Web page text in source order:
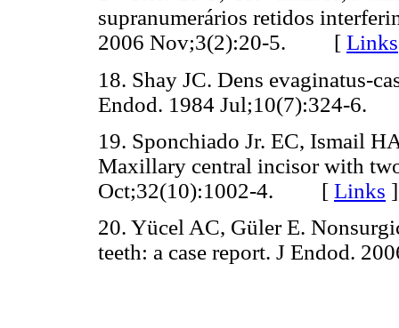
supranumerários retidos
2006 Nov;3(2):20-5. [ Links
18. Shay JC. Dens evaginatus-
Endod. 1984 Jul;10(7):324-
19. Sponchiado Jr. EC, Ismail
Maxillary central incisor with
Oct;32(10):1002-4. [ Links ]
20. Yücel AC, Güler E.
teeth: a case report. J Endod.